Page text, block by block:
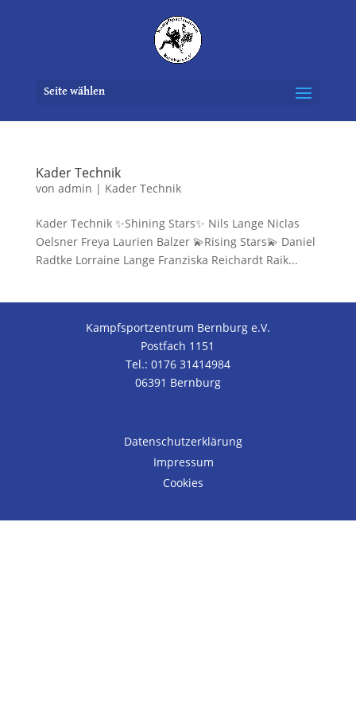
Seite wählen
Kader Technik
von admin | Kader Technik
Kader Technik ✨Shining Stars✨ Nils Lange Niclas
Oelsner Freya Laurien Balzer 💫Rising Stars💫 Daniel
Radtke Lorraine Lange Franziska Reichardt Raik...
Kampfsportzentrum Bernburg e.V.
Postfach 1151
Tel.: 0176 31414984
06391 Bernburg
Datenschutzerklärung
Impressum
Cookies